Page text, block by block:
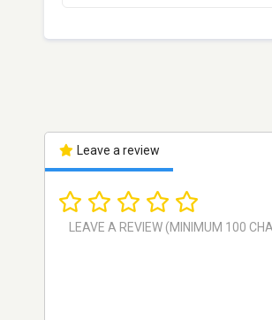
Leave a review